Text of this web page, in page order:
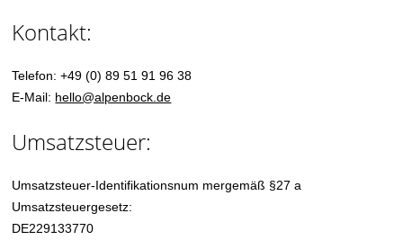
Kontakt:
Telefon: +49 (0) 89 51 91 96 38
E-Mail: hello@alpenbock.de
Umsatzsteuer:
Umsatzsteuer-Identifikationsnum mergemäß §27 a
Umsatzsteuergesetz:
DE229133770